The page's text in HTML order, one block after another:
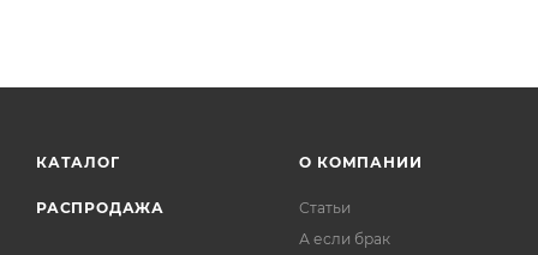
КАТАЛОГ
РАСПРОДАЖА
О КОМПАНИИ
Статьи
А если брак